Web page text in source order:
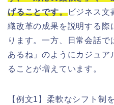
げることです。ビジネス文
織改革の成果を説明する際
ります。一方、日常会話
あるね」のようにカジュア
ることが増えています。
【例文1】柔軟なシフト制